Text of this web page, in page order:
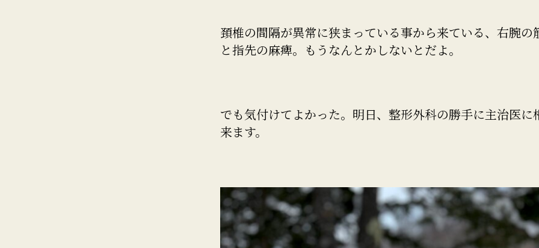
頚椎の間隔が異常に狭まっている事から来ている、右腕の
と指先の麻痺。もうなんとかしないとだよ。
でも気付けてよかった。明日、整形外科の勝手に主治医に
来ます。